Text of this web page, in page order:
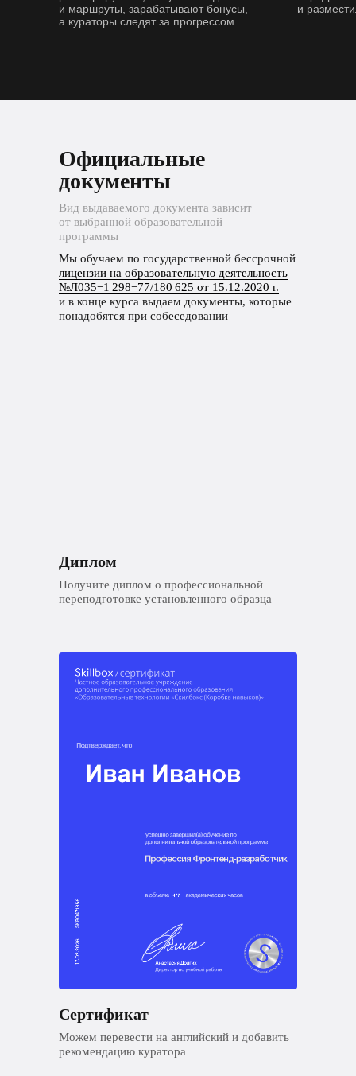
и
и маршруты, зарабатывают бонусы,
а кураторы следят за прогрессом.
Вид выдаваемого документа зависит
от выбранной образовательной
программы
Официальные
документы
Мы обучаем по государственной бессрочной
лицензии на образовательную деятельность
№Л035−1 298−77/180 625 от 15.12.2020 г.
и в конце курса выдаем документы, которые
понадобятся при собеседовании
Диплом
Получите диплом о профессиональной
переподготовке установленного образца
Сертификат
Можем перевести на английский и добавить
рекомендацию куратора